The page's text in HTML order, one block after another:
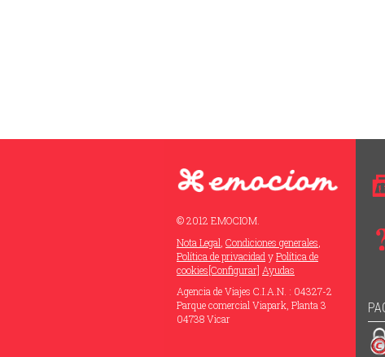
© 2012 EMOCIOM.
Nota Legal Condiciones generales
Política de privacidad yPolítica de
cookies[Configurar] Ayudas
Agencia de Viajes C.I.A.N. : 04327-2
Parque comercial Viapark, Planta 3
04738 Vicar